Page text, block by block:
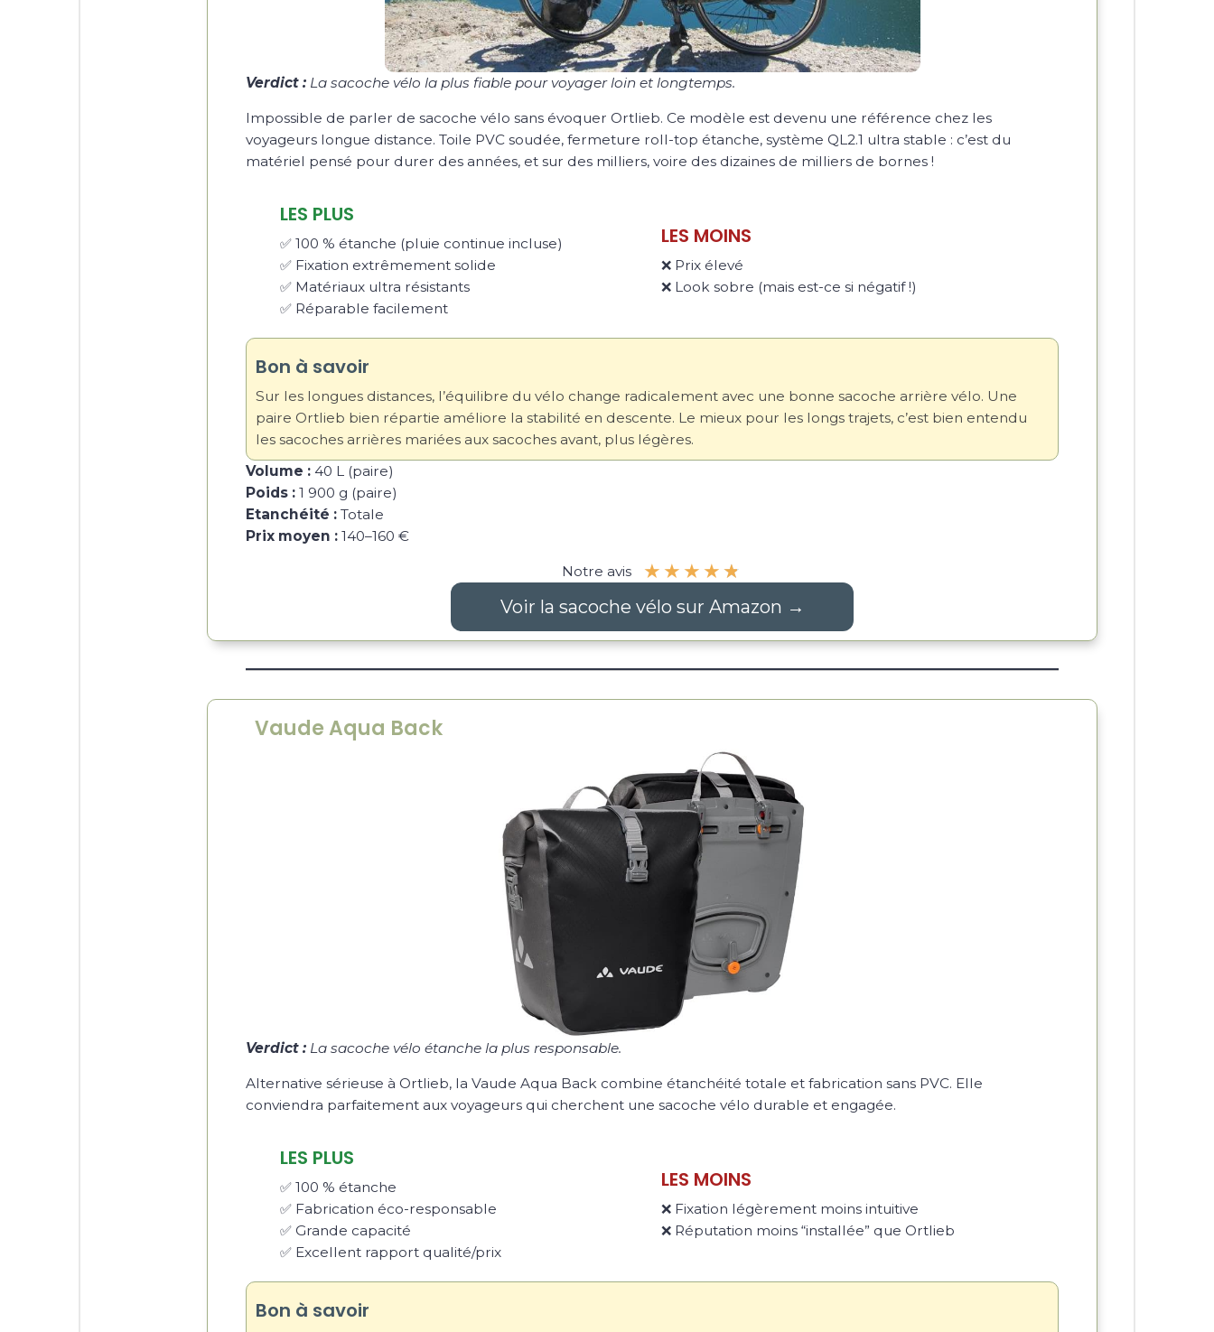
Verdict : La sacoche vélo la plus fiable pour voyager loin et longtemps.
Impossible de parler de sacoche vélo sans évoquer Ortlieb. Ce modèle est devenu une référence chez les
voyageurs longue distance. Toile PVC soudée, fermeture roll-top étanche, système QL2.1 ultra stable : c’est du
matériel pensé pour durer des années, et sur des milliers, voire des dizaines de milliers de bornes !
LES PLUS
✅ 100 % étanche (pluie continue incluse)
✅ Fixation extrêmement solide
✅ Matériaux ultra résistants
✅ Réparable facilement
LES MOINS
❌ Prix élevé
❌ Look sobre (mais est-ce si négatif !)
Bon à savoir
Sur les longues distances, l’équilibre du vélo change radicalement avec une bonne sacoche arrière vélo. Une
paire Ortlieb bien répartie améliore la stabilité en descente. Le mieux pour les longs trajets, c’est bien entendu
les sacoches arrières mariées aux sacoches avant, plus légères.
Volume : 40 L (paire)
Poids : 1 900 g (paire)
Etanchéité : Totale
Prix moyen : 140–160 €
Notre avis ★ ★ ★ ★★
Voir la sacoche vélo sur Amazon →
Vaude Aqua Back
Verdict : La sacoche vélo étanche la plus responsable.
Alternative sérieuse à Ortlieb, la Vaude Aqua Back combine étanchéité totale et fabrication sans PVC. Elle
conviendra parfaitement aux voyageurs qui cherchent une sacoche vélo durable et engagée.
LES PLUS
✅ 100 % étanche
✅ Fabrication éco-responsable
✅ Grande capacité
✅ Excellent rapport qualité/prix
LES MOINS
❌ Fixation légèrement moins intuitive
❌ Réputation moins “installée” que Ortlieb
Bon à savoir